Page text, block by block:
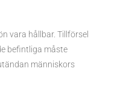
vara hållbar. Tillförsel
befintliga måste
människors